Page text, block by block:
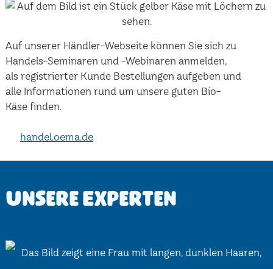
Auf unserer Händler-Webseite können Sie sich zu
Handels-Seminaren und -Webinaren anmelden,
als registrierter Kunde Bestellungen aufgeben und
alle Informationen rund um unsere guten Bio-
Käse finden.
handel.oema.de
Unsere Experten